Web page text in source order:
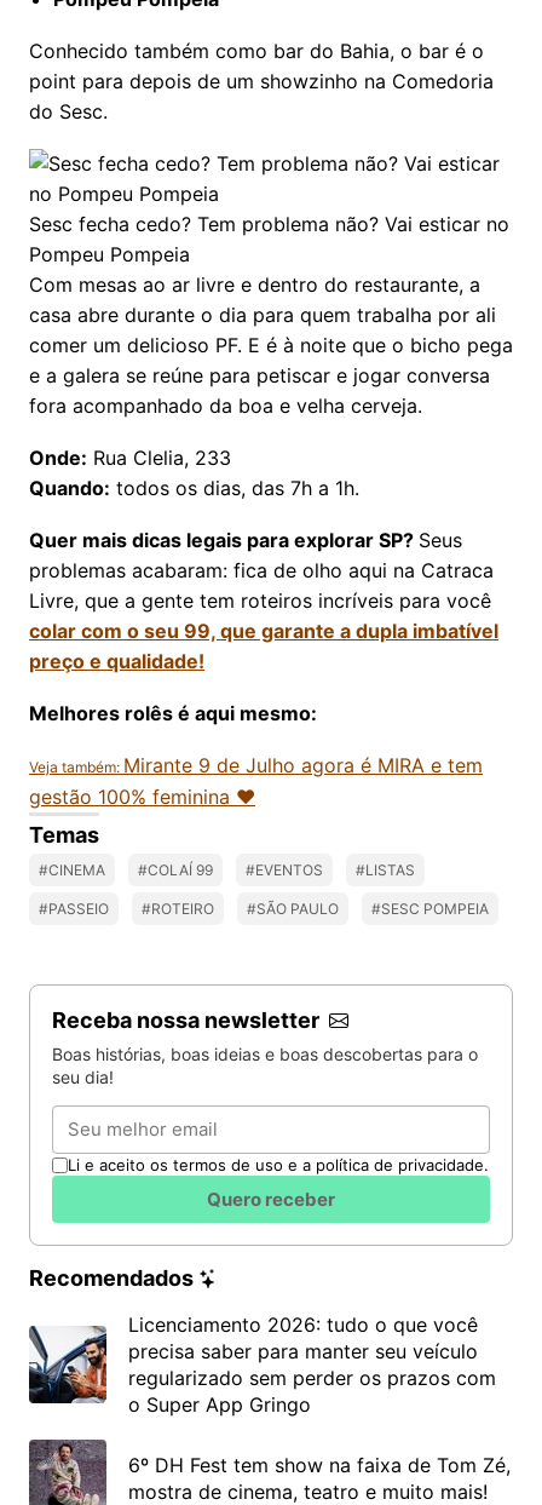
Conhecido também como bar do Bahia, o bar é o
point para depois de um showzinho na Comedoria
do Sesc.
Sesc fecha cedo? Tem problema não? Vai esticar no
Pompeu Pompeia
Com mesas ao ar livre e dentro do restaurante, a
casa abre durante o dia para quem trabalha por ali
comer um delicioso PF. E é à noite que o bicho pega
e a galera se reúne para petiscar e jogar conversa
fora acompanhado da boa e velha cerveja.
Onde: Rua Clelia, 233
Quando: todos os dias, das 7h a 1h.
Quer mais dicas legais para explorar SP? Seus
problemas acabaram: fica de olho aqui na Catraca
Livre, que a gente tem roteiros incríveis para você
colar com o seu 99, que garante a dupla imbatível
preço e qualidade!
Melhores rolês é aqui mesmo:
Veja também: Mirante 9 de Julho agora é MIRA e tem
gestão 100% feminina ❤
Temas
#CINEMA #COLAÍ 99 #EVENTOS #LISTAS
#PASSEIO #ROTEIRO #SÃO PAULO #SESC POMPEIA
Receba nossa newsletter
Boas histórias, boas ideias e boas descobertas para o
seu dia!
Email
Li e aceito os termos de uso e a política de privacidade.
Quero receber
Recomendados
Licenciamento 2026: tudo o que você
precisa saber para manter seu veículo
regularizado sem perder os prazos com
o Super App Gringo
6º DH Fest tem show na faixa de Tom Zé,
mostra de cinema, teatro e muito mais!